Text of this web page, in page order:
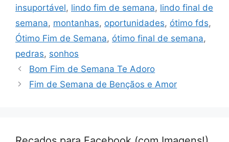
insuportável, lindo fim de semana, lindo final de
semana, montanhas, oportunidades, ótimo fds,
Ótimo Fim de Semana, ótimo final de semana,
pedras, sonhos
Bom Fim de Semana Te Adoro
Fim de Semana de Bençãos e Amor